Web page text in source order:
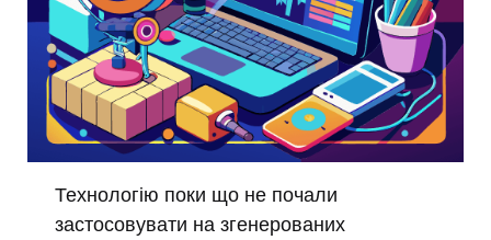
Технологію поки що не почали
застосовувати на згенерованих